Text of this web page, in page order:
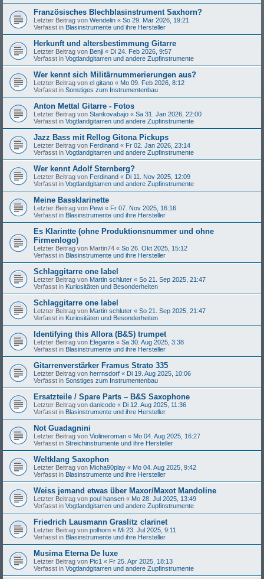
Französisches Blechblasinstrument Saxhorn?
Letzter Beitrag von Wendelin « So 29. Mär 2026, 19:21
Verfasst in Blasinstrumente und ihre Hersteller
Herkunft und altersbestimmung Gitarre
Letzter Beitrag von Benji « Di 24. Feb 2026, 9:57
Verfasst in Vogtlandgitarren und andere Zupfinstrumente
Wer kennt sich Militärnummerierungen aus?
Letzter Beitrag von el gitano « Mo 09. Feb 2026, 8:12
Verfasst in Sonstiges zum Instrumentenbau
Anton Mettal Gitarre - Fotos
Letzter Beitrag von Stankovabajo « Sa 31. Jan 2026, 22:00
Verfasst in Vogtlandgitarren und andere Zupfinstrumente
Jazz Bass mit Rellog Gitona Pickups
Letzter Beitrag von Ferdinand « Fr 02. Jan 2026, 23:14
Verfasst in Vogtlandgitarren und andere Zupfinstrumente
Wer kennt Adolf Sternberg?
Letzter Beitrag von Ferdinand « Di 11. Nov 2025, 12:09
Verfasst in Vogtlandgitarren und andere Zupfinstrumente
Meine Bassklarinette
Letzter Beitrag von Pewi « Fr 07. Nov 2025, 16:16
Verfasst in Blasinstrumente und ihre Hersteller
Es Klarintte (ohne Produktionsnummer und ohne
Firmenlogo)
Letzter Beitrag von Martin74 « So 26. Okt 2025, 15:12
Verfasst in Blasinstrumente und ihre Hersteller
Schlaggitarre one label
Letzter Beitrag von Martin schluter « So 21. Sep 2025, 21:47
Verfasst in Kuriositäten und Besonderheiten
Schlaggitarre one label
Letzter Beitrag von Martin schluter « So 21. Sep 2025, 21:47
Verfasst in Kuriositäten und Besonderheiten
Identifying this Allora (B&S) trumpet
Letzter Beitrag von Elegante « Sa 30. Aug 2025, 3:38
Verfasst in Blasinstrumente und ihre Hersteller
Gitarrenverstärker Framus Strato 335
Letzter Beitrag von herrnsdorf « Di 19. Aug 2025, 10:06
Verfasst in Sonstiges zum Instrumentenbau
Ersatzteile / Spare Parts – B&S Saxophone
Letzter Beitrag von danicode « Di 12. Aug 2025, 11:36
Verfasst in Blasinstrumente und ihre Hersteller
Not Guadagnini
Letzter Beitrag von Violineroman « Mo 04. Aug 2025, 16:27
Verfasst in Streichinstrumente und ihre Hersteller
Weltklang Saxophon
Letzter Beitrag von Micha90play « Mo 04. Aug 2025, 9:42
Verfasst in Blasinstrumente und ihre Hersteller
Weiss jemand etwas über Maxor/Maxot Mandoline
Letzter Beitrag von poul hansen « Mo 28. Jul 2025, 13:49
Verfasst in Vogtlandgitarren und andere Zupfinstrumente
Friedrich Lausmann Graslitz clarinet
Letzter Beitrag von polhorn « Mi 23. Jul 2025, 9:11
Verfasst in Blasinstrumente und ihre Hersteller
Musima Eterna De luxe
Letzter Beitrag von Pic1 « Fr 25. Apr 2025, 18:13
Verfasst in Vogtlandgitarren und andere Zupfinstrumente